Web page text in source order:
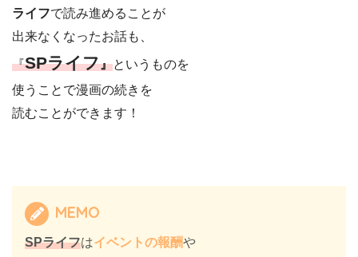
ライフで読み進めることが
出来なくなったお話も、
『SPライフ』というものを
使うことで漫画の続きを
読むことができます！
MEMO
SPライフはイベントの報酬や